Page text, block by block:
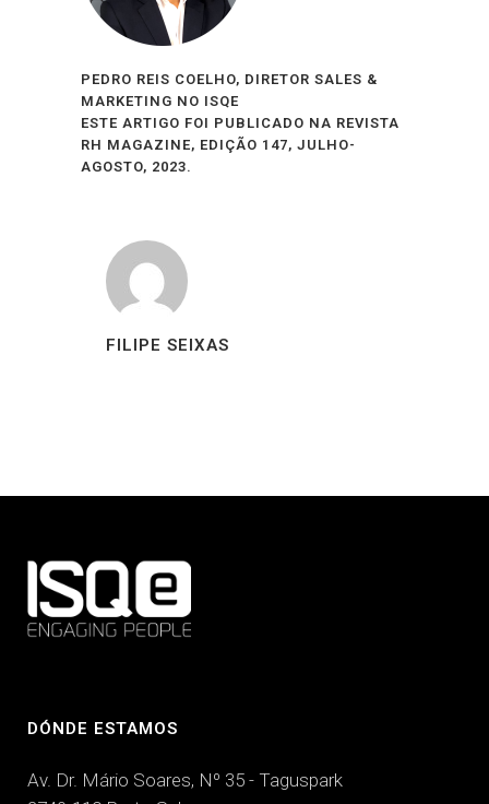
PEDRO REIS COELHO, DIRETOR SALES &
MARKETING NO ISQE
ESTE ARTIGO FOI PUBLICADO NA REVISTA
RH MAGAZINE, EDIÇÃO 147, JULHO-
AGOSTO, 2023.
FILIPE SEIXAS
DÓNDE ESTAMOS
Av. Dr. Mário Soares, Nº 35 - Taguspark